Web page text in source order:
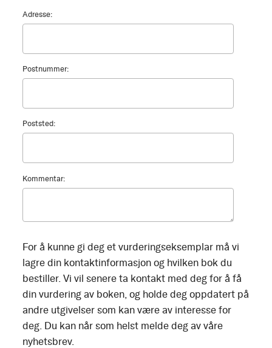
Adresse:
Postnummer:
Poststed:
Kommentar:
For å kunne gi deg et vurderingseksemplar må vi
lagre din kontaktinformasjon og hvilken bok du
bestiller. Vi vil senere ta kontakt med deg for å få
din vurdering av boken, og holde deg oppdatert på
andre utgivelser som kan være av interesse for
deg. Du kan når som helst melde deg av våre
nyhetsbrev.